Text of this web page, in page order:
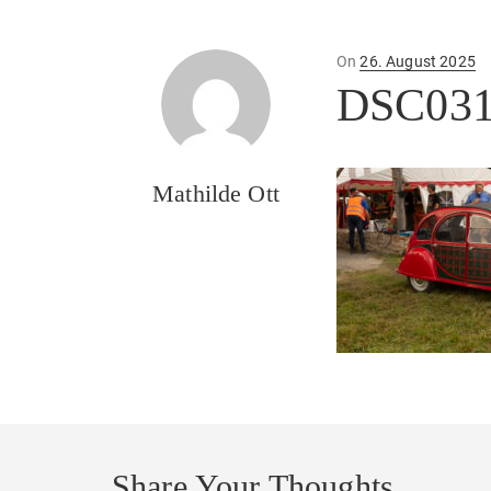
Mathilde Ott
OnPosted
26. August 2025